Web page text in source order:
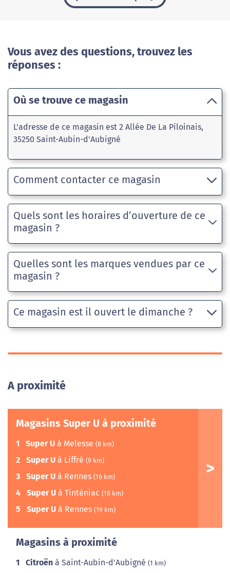
Vous avez des questions, trouvez les
réponses :
Où se trouve ce magasin
L'adresse de ce magasin est 2 Allée De La Piloinais,
35250 Saint-Aubin-d'Aubigné
Comment contacter ce magasin
Quels sont les horaires d’ouverture de ce
magasin ?
Quelles sont les marques vendues par ce
magasin ?
Ce magasin est il ouvert le dimanche ?
A proximité
Magasins Super U à proximité
1 Super U à Melesse (8 km)
2 Super U à Liffré (9 km)
3 Super U à Rennes (16 km)
4 Super U à Tinténiac (18 km)
5 Super U à Rennes (19 km)
Magasins à proximité
1 Citroën à Saint-Aubin-d'Aubigné (1 km)